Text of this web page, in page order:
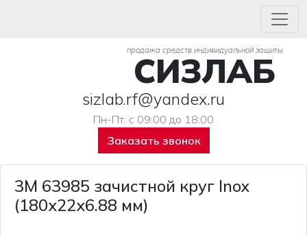
продажа средств индивидуальной защиты
СИЗЛАБ
sizlab.rf@yandex.ru
Пн-Пт: с 09:00 до 18:00
Заказать звонок
3М 63985 зачистной круг Inox
(180х22х6.88 мм)